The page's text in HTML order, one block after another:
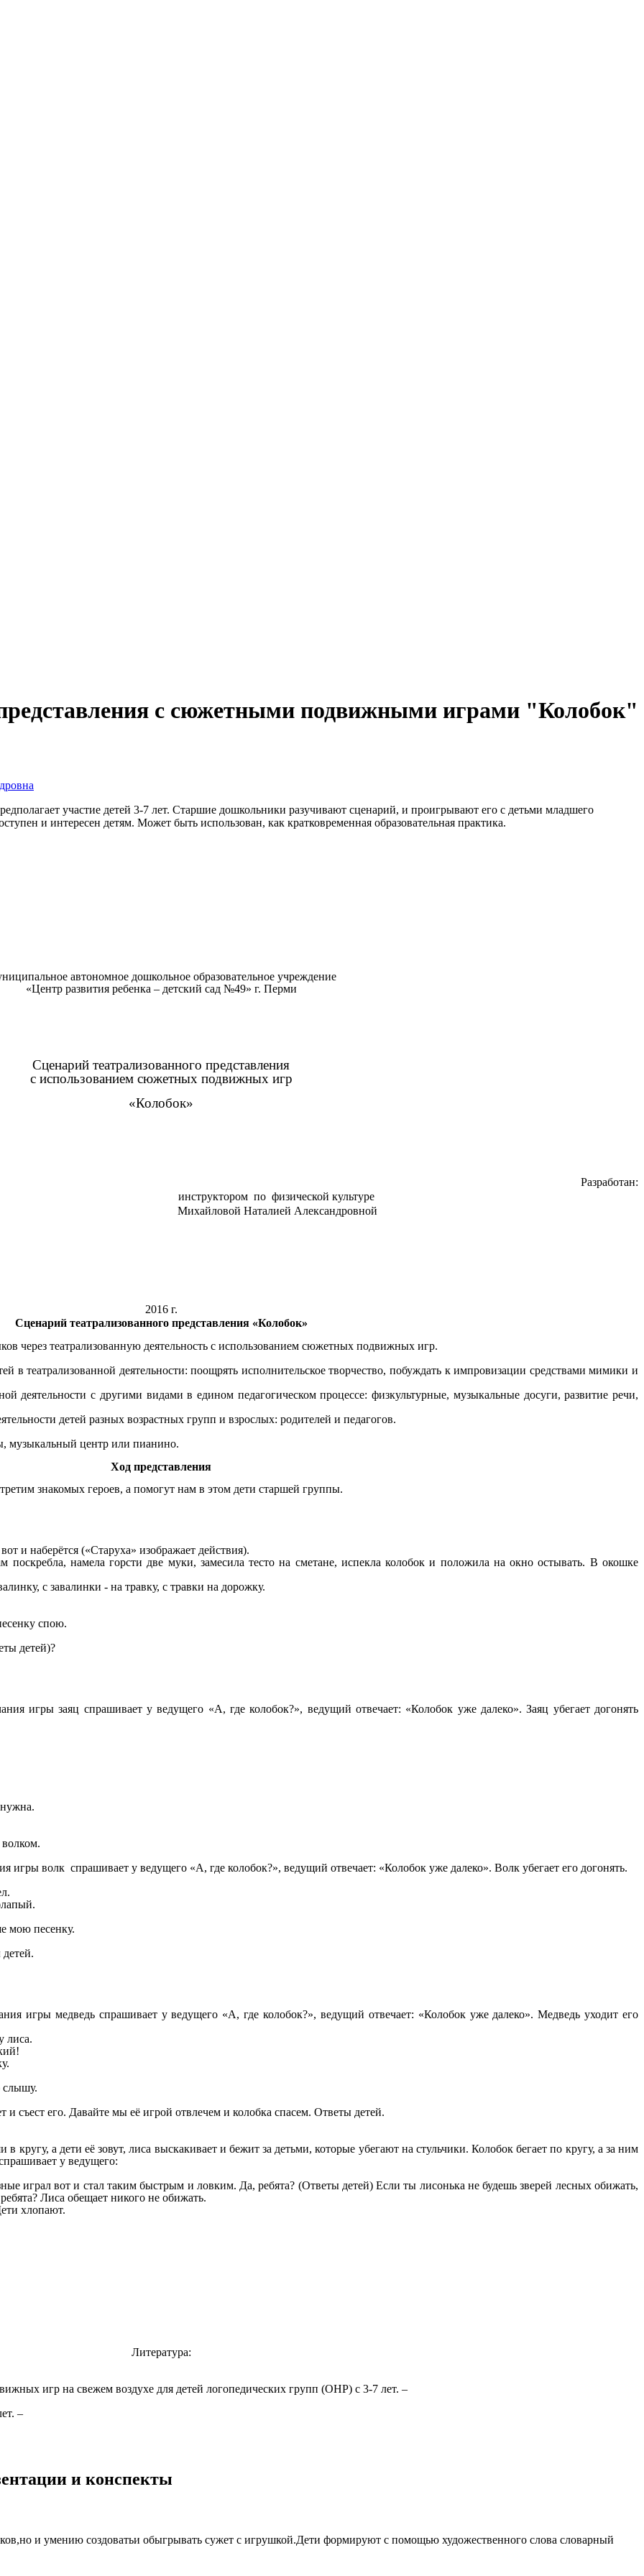
с сюжетными подвижными играми "Колобок"
участие детей 3-7 лет. Старшие дошкольники разучивают сценарий, и проигрывают его с детьми младшего
и интересен детям. Может быть использован, как кратковременная образовательная практика.
автономное дошкольное образовательное учреждение
«Центр развития ребенка – детский сад №49» г. Перми
Сценарий театрализованного представления
с использованием сюжетных подвижных игр
«Колобок»
Разработан:
по физической культуре
Наталией Александровной
2016 г.
Сценарий театрализованного представления «Колобок»
через театрализованную деятельность с использованием сюжетных подвижных игр.
в театрализованной деятельности: поощрять исполнительское творчество, побуждать к импровизации средствами мимики и
деятельности с другими видами в едином педагогическом процессе: физкультурные, музыкальные досуги, развитие речи,
детей разных возрастных групп и взрослых: родителей и педагогов.
музыкальный центр или пианино.
Ход представления
знакомых героев, а помогут нам в этом дети старшей группы.
и наберётся («Старуха» изображает действия).
поскребла, намела горсти две муки, замесила тесто на сметане, испекла колобок и положила на окно остывать. В окошке
с завалинки - на травку, с травки на дорожку.
спою.
детей)?
игры заяц спрашивает у ведущего «А, где колобок?», ведущий отвечает: «Колобок уже далеко». Заяц убегает догонять
волком.
игры волк спрашивает у ведущего «А, где колобок?», ведущий отвечает: «Колобок уже далеко». Волк убегает его догонять.
мою песенку.
игры медведь спрашивает у ведущего «А, где колобок?», ведущий отвечает: «Колобок уже далеко». Медведь уходит его
лиса.
слышу.
и съест его. Давайте мы её игрой отвлечем и колобка спасем. Ответы детей.
а дети её зовут, лиса выскакивает и бежит за детьми, которые убегают на стульчики. Колобок бегает по кругу, а за ним
у ведущего:
играл вот и стал таким быстрым и ловким. Да, ребята? (Ответы детей) Если ты лисонька не будешь зверей лесных обижать,
Лиса обещает никого не обижать.
хлопают.
Литература:
игр на свежем воздухе для детей логопедических групп (ОНР) с 3-7 лет. –
–
и конспекты
и умению создоватьи обыгрывать сужет с игрушкой.Дети формируют с помощью художественного слова словарный